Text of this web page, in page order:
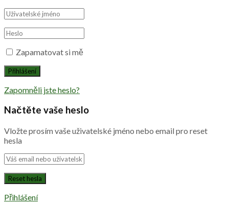
Zapamatovat si mě
Zapomněli jste heslo?
Načtěte vaše heslo
Vložte prosím vaše uživatelské jméno nebo email pro reset
hesla
Přihlášení